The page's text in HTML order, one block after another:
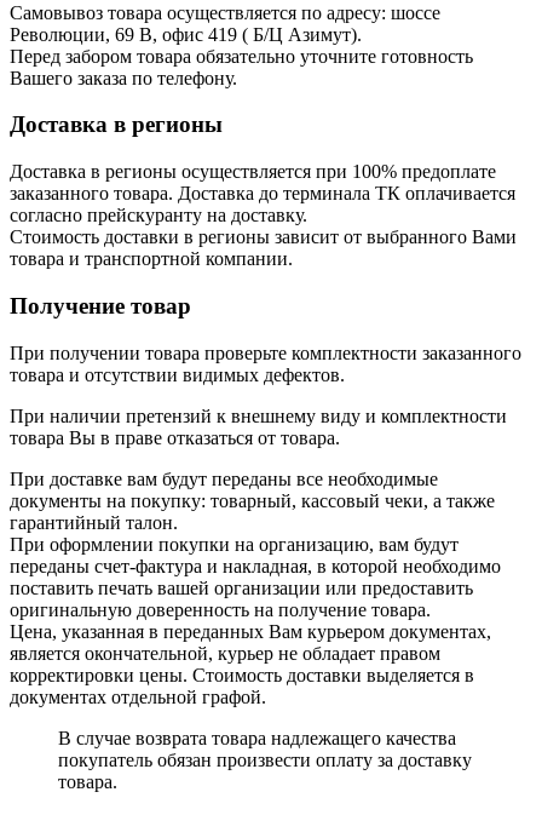
Самовывоз товара осуществляется по адресу: шоссе
Революции, 69 В, офис 419 ( Б/Ц Азимут).
Перед забором товара обязательно уточните готовность
Вашего заказа по телефону.
Доставка в регионы
Доставка в регионы осуществляется при 100% предоплате
заказанного товара. Доставка до терминала ТК оплачивается
согласно прейскуранту на доставку.
Стоимость доставки в регионы зависит от выбранного Вами
товара и транспортной компании.
Получение товар
При получении товара проверьте комплектности заказанного
товара и отсутствии видимых дефектов.
При наличии претензий к внешнему виду и комплектности
товара Вы в праве отказаться от товара.
При доставке вам будут переданы все необходимые
документы на покупку: товарный, кассовый чеки, а также
гарантийный талон.
При оформлении покупки на организацию, вам будут
переданы счет-фактура и накладная, в которой необходимо
поставить печать вашей организации или предоставить
оригинальную доверенность на получение товара.
Цена, указанная в переданных Вам курьером документах,
является окончательной, курьер не обладает правом
корректировки цены. Стоимость доставки выделяется в
документах отдельной графой.
В случае возврата товара надлежащего качества
покупатель обязан произвести оплату за доставку
товара.